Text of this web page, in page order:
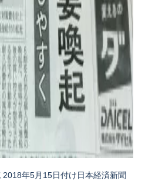
年5月15日付け日本経済新聞